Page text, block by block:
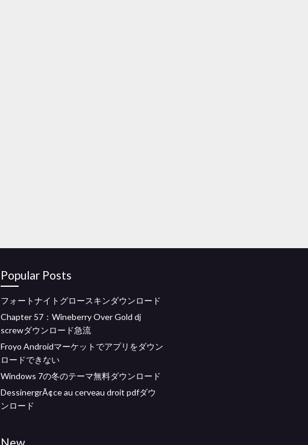
Popular Posts
フォートナイトグロースキンダウンロード
Chapter 57：Wineberry Over Gold dj
screwダウンロード急流
Froyo Androidマーケットでアプリをダウン
ロードできない
Windows 7の冬のテーマ無料ダウンロード
DessinergrÃ¢ce au cerveau droit pdfダウ
ンロード